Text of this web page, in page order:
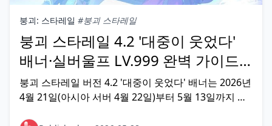
붕괴: 스타레일 #붕괴 스타레일
붕괴 스타레일 4.2 '대중이 웃었다'
배너·실버울프 LV.999 완벽 가이드
[2026년 5월]
붕괴 스타레일 버전 4.2 '대중이 웃었다' 배너는 2026년
4월 21일(아시아 서버 4월 22일)부터 5월 13일까지 약